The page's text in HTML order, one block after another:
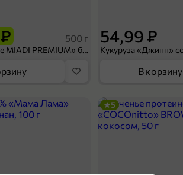
500 г
Рис «TaMashAe MIADI PREMIUM» басмати пропаренный, 500 г
54,99 ₽
В корзину
5